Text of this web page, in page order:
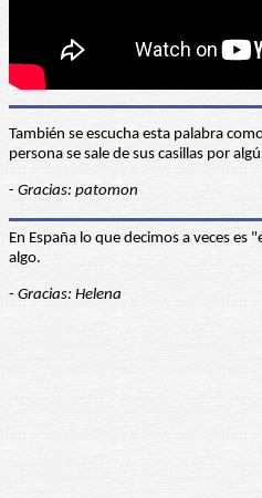
También se escucha esta palabra
persona se sale de sus casillas por
- Gracias: patomon
En España lo que decimos a veces
algo.
- Gracias: Helena